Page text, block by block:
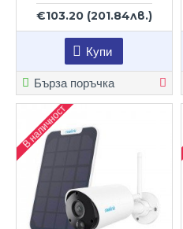
€103.20 (201.84лв.)
Купи
Бърза поръчка
В наличност